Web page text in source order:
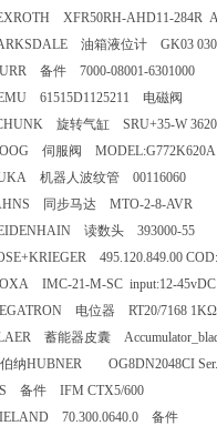
XFR50RH-AHD11-284R
油箱液位计 GK03
备件 7000-08001-6301000
61515D1125211 电磁阀
旋转气缸 SRU+35-W
伺服阀 MODEL:G772K620A
机器人波纹管 00116060
同步马达 MTO-2-8-AVR
读数头 393000-55
495.120.849.00
IMC-21-M-SC input:12-
电位器 RT20/7168
蓄能器皮囊
纳HUBNER OG8DN2048CI
备件 IFM CTX5/600
70.300.0640.0 备件